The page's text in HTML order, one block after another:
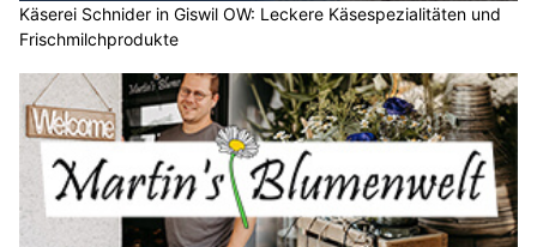
Käserei Schnider in Giswil OW: Leckere Käsespezialitäten und
Frischmilchprodukte